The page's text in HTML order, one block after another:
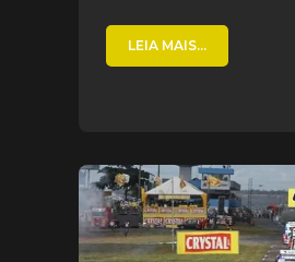
LEIA MAIS...